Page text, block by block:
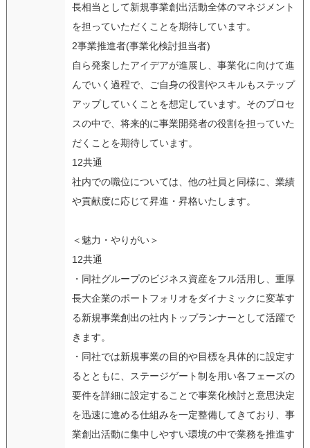
長相当として新規事業創出活動全体のマネジメント
を担っていただくことを期待しています。
2事業推進者(事業化検討担当者)
自ら発案したアイデアが進展し、事業化に向けて進
んでいく過程で、ご自身の役割やスキルもステップ
アップしていくことを想定しています。そのプロセ
スの中で、将来的に事業開発者の役割を担っていた
だくことを期待しています。
12共通
社内での職位については、他の社員と同様に、業績
や貢献度に応じて昇進・昇格いたします。
＜魅力・やりがい＞
12共通
・同社グループのビジネス資産をフル活用し、重厚
長大企業のポートフォリオをダイナミックに変革す
る新規事業創出の社内トップランナーとして活躍で
きます。
・同社では新規事業の目的や目標を具体的に設定す
るとともに、ステージゲート制を用い各フェーズの
要件を詳細に設定することで事業化検討と意思決定
を迅速に進める仕組みを一定整備してきており、事
業創出活動に集中しやすい環境の中で業務を推進す